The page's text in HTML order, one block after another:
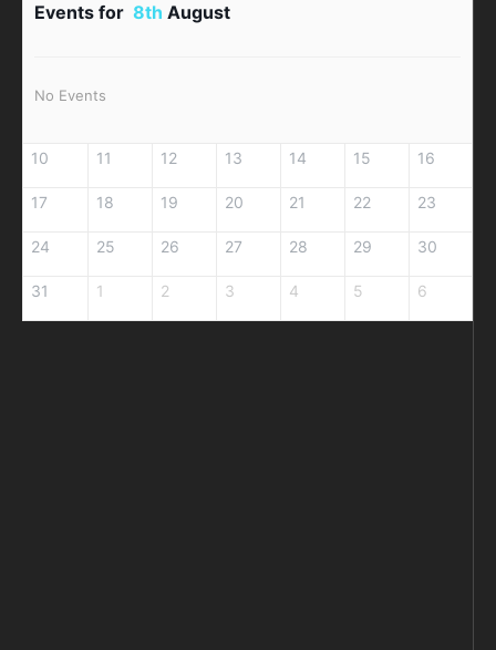
Events for 8th August
No Events
10 11 12 13 14 15 16
17 18 19 20 21 22 23
24 25 26 27 28 29 30
31 1 2 3 4 5 6